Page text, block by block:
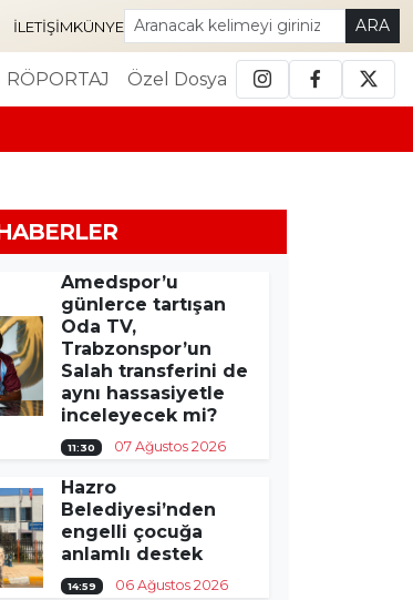
İLETIŞIMKÜNYE ARA
RÖPORTAJ Özel Dosya
Amedspor’u
günlerce tartışan
Oda TV,
Trabzonspor’un
Salah transferini de
aynı hassasiyetle
inceleyecek mi?
11:30 07 Ağustos 2026
Hazro
Belediyesi’nden
engelli çocuğa
anlamlı destek
14:59 06 Ağustos 2026